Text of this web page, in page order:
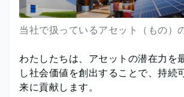
当社で扱っているアセット（もの）
わたしたちは、アセットの潜在力を
し社会価値を創出することで、持続
来に貢献します。